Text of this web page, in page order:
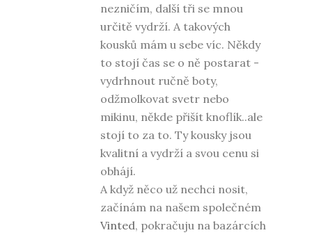
nezničím, další tři se mnou
určitě vydrží. A takových
kousků mám u sebe víc. Někdy
to stojí čas se o ně postarat -
vydrhnout ručně boty,
odžmolkovat svetr nebo
mikinu, někde přišít knoflík..ale
stojí to za to. Ty kousky jsou
kvalitní a vydrží a svou cenu si
obhájí.
A když něco už nechci nosit,
začínám na našem společném
Vinted, pokračuju na bazárcích